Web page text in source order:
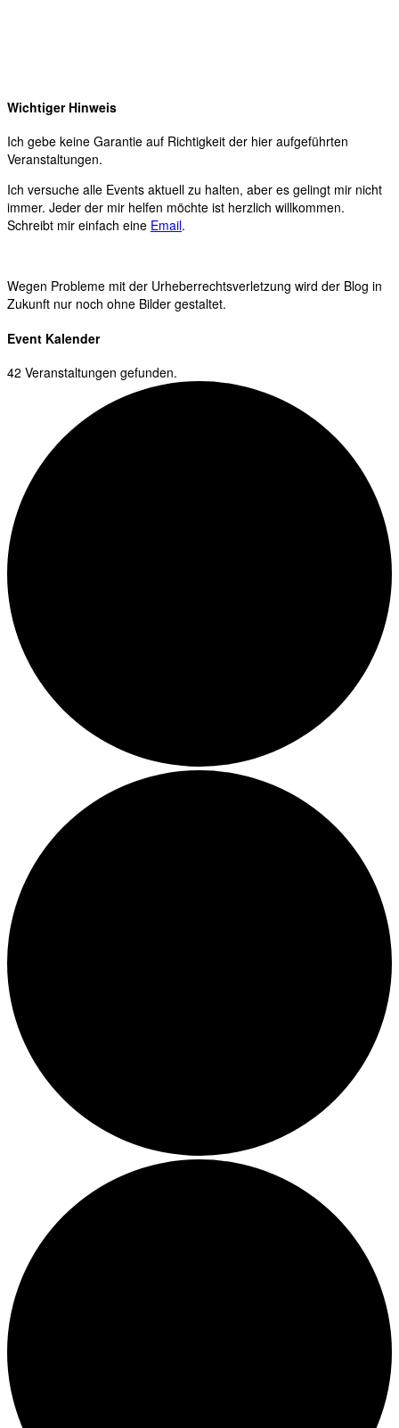
Wichtiger Hinweis
Ich gebe keine Garantie auf Richtigkeit der hier aufgeführten
Veranstaltungen.
Ich versuche alle Events aktuell zu halten, aber es gelingt mir nicht
immer. Jeder der mir helfen möchte ist herzlich willkommen.
Schreibt mir einfach eine Email.
Wegen Probleme mit der Urheberrechtsverletzung wird der Blog in
Zukunft nur noch ohne Bilder gestaltet.
Event Kalender
42 Veranstaltungen gefunden.